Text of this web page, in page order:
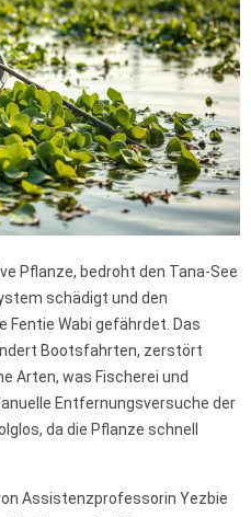
Pflanze, bedroht den Tana-See
schädigt und den
Fentie Wabi gefährdet. Das
Bootsfahrten, zerstört
Arten, was Fischerei und
Entfernungsversuche der
da die Pflanze schnell
Assistenzprofessorin Yezbie